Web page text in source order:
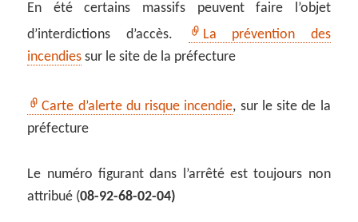
En été certains massifs peuvent faire l’objet
d’interdictions d’accès.
La prévention des
incendies sur le site de la préfecture
Carte d’alerte du risque incendie, sur le site de la
préfecture
Le numéro figurant dans l’arrêté est toujours non
attribué (08-92-68-02-04)